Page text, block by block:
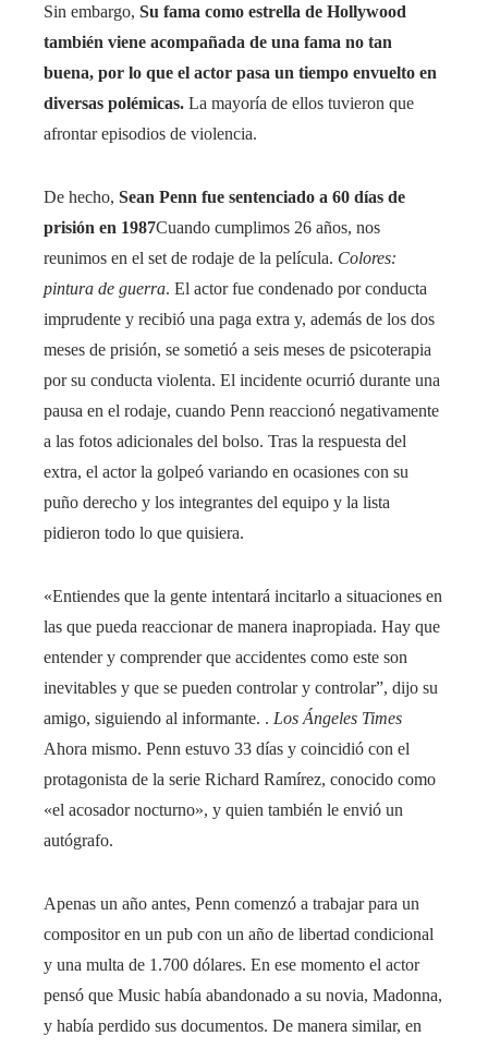
Sin embargo, Su fama como estrella de Hollywood
también viene acompañada de una fama no tan
buena, por lo que el actor pasa un tiempo envuelto en
diversas polémicas. La mayoría de ellos tuvieron que
afrontar episodios de violencia.
De hecho, Sean Penn fue sentenciado a 60 días de
prisión en 1987Cuando cumplimos 26 años, nos
reunimos en el set de rodaje de la película. Colores:
pintura de guerra. El actor fue condenado por conducta
imprudente y recibió una paga extra y, además de los dos
meses de prisión, se sometió a seis meses de psicoterapia
por su conducta violenta. El incidente ocurrió durante una
pausa en el rodaje, cuando Penn reaccionó negativamente
a las fotos adicionales del bolso. Tras la respuesta del
extra, el actor la golpeó variando en ocasiones con su
puño derecho y los integrantes del equipo y la lista
pidieron todo lo que quisiera.
«Entiendes que la gente intentará incitarlo a situaciones en
las que pueda reaccionar de manera inapropiada. Hay que
entender y comprender que accidentes como este son
inevitables y que se pueden controlar y controlar”, dijo su
amigo, siguiendo al informante. . Los Ángeles Times
Ahora mismo. Penn estuvo 33 días y coincidió con el
protagonista de la serie Richard Ramírez, conocido como
«el acosador nocturno», y quien también le envió un
autógrafo.
Apenas un año antes, Penn comenzó a trabajar para un
compositor en un pub con un año de libertad condicional
y una multa de 1.700 dólares. En ese momento el actor
pensó que Music había abandonado a su novia, Madonna,
y había perdido sus documentos. De manera similar, en